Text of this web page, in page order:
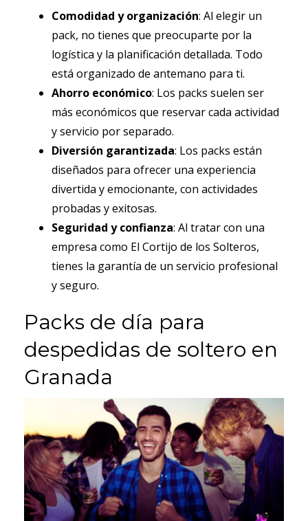
Comodidad y organización: Al elegir un
pack, no tienes que preocuparte por la
logística y la planificación detallada. Todo
está organizado de antemano para ti.
Ahorro económico: Los packs suelen ser
más económicos que reservar cada actividad
y servicio por separado.
Diversión garantizada: Los packs están
diseñados para ofrecer una experiencia
divertida y emocionante, con actividades
probadas y exitosas.
Seguridad y confianza: Al tratar con una
empresa como El Cortijo de los Solteros,
tienes la garantía de un servicio profesional
y seguro.
Packs de día para
despedidas de soltero en
Granada